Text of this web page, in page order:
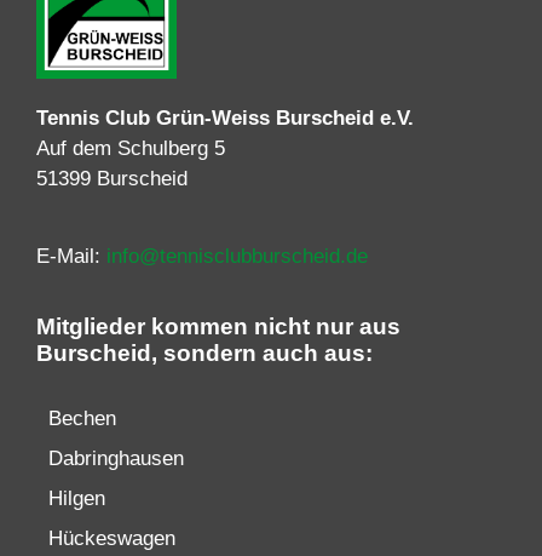
Tennis Club Grün-Weiss Burscheid e.V.
Auf dem Schulberg 5
51399 Burscheid
E-Mail: info@tennisclubburscheid.de
Mitglieder kommen nicht nur aus
Burscheid, sondern auch aus:
Bechen
Dabringhausen
Hilgen
Hückeswagen